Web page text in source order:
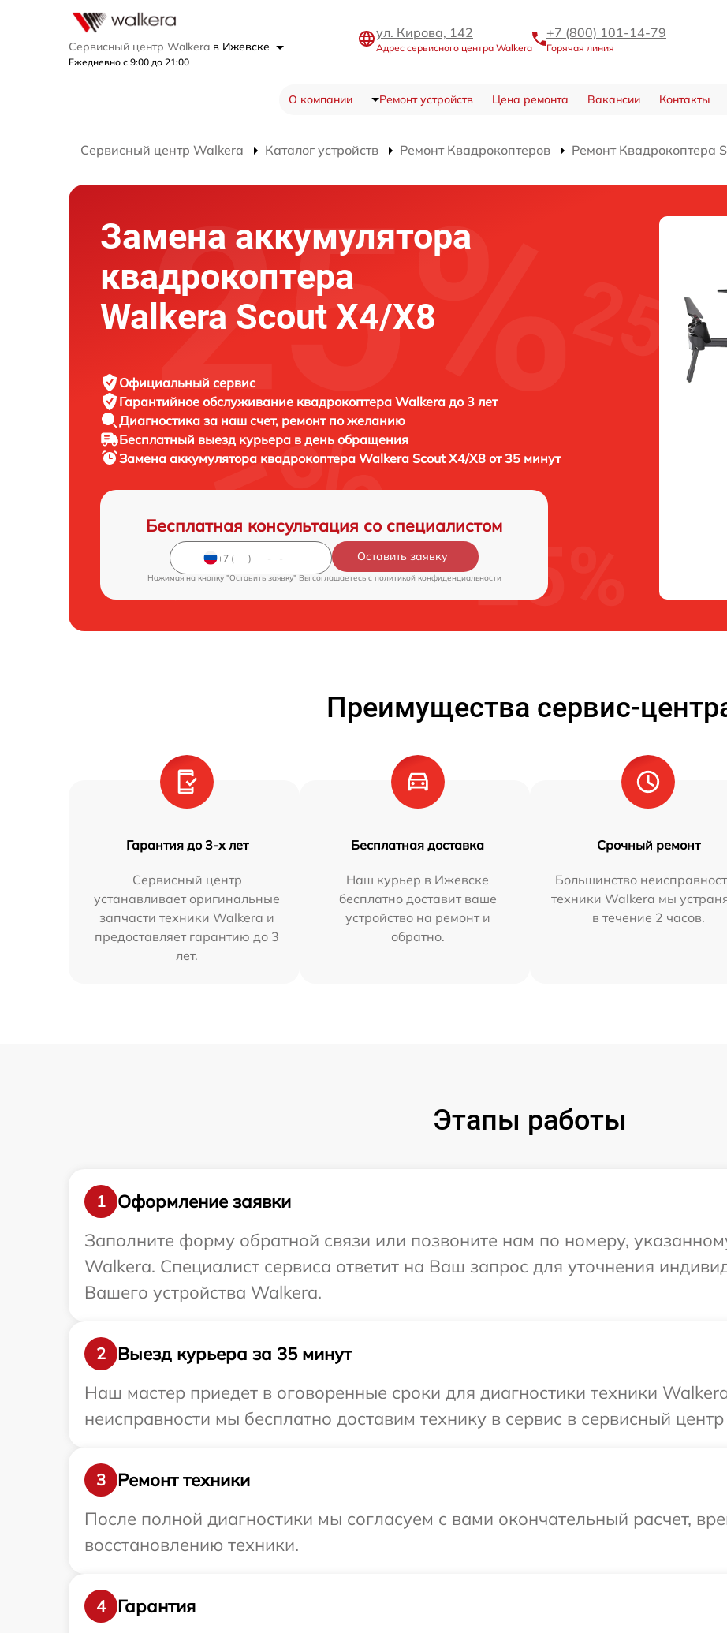
Сервисный центр Walkera в Ижевске
Ежедневно с 9:00 до 21:00
ул. Кирова, 142
Адрес сервисного центра Walkera
+7 (800) 101-14-79
Горячая линия
О компании Ремонт устройств Цена ремонта Вакансии Контакты
Сервисный центр Walkera Каталог устройств Ремонт Квадрокоптеров Ремонт Квадрокоптера
Замена аккумулятора
квадрокоптера
Walkera Scout X4/X8
Официальный сервис
Гарантийное обслуживание квадрокоптера Walkera до 3 лет
Диагностика за наш счет, ремонт по желанию
Бесплатный выезд курьера в день обращения
Замена аккумулятора квадрокоптера Walkera Scout X4/X8 от 35 минут
Бесплатная консультация со специалистом
Оставить заявку
Нажимая на кнопку "Оставить заявку" Вы соглашаетесь c политикой конфиденциальности
Преимущества сервис-
Гарантия до 3-х лет
Сервисный центр
устанавливает оригинальные
запчасти техники Walkera и
предоставляет гарантию до 3
лет.
Бесплатная доставка
Наш курьер в Ижевске
бесплатно доставит ваше
устройство на ремонт и
обратно.
Срочный ремонт
Большинство
техники Walkera мы
в течение 2 часов.
Этапы работы
1
Оформление заявки
Заполните форму обратной связи или позвоните нам по номеру,
Walkera. Специалист сервиса ответит на Ваш запрос для уточнения
Вашего устройства Walkera.
2
Выезд курьера за 35 минут
Наш мастер приедет в оговоренные сроки для диагностики техники
неисправности мы бесплатно доставим технику в сервис в сервисный
3
Ремонт техники
После полной диагностики мы согласуем с вами окончательный расчет,
восстановлению техники.
4
Гарантия